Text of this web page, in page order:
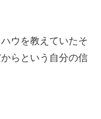
ウを教えていたそ
らという自分の信